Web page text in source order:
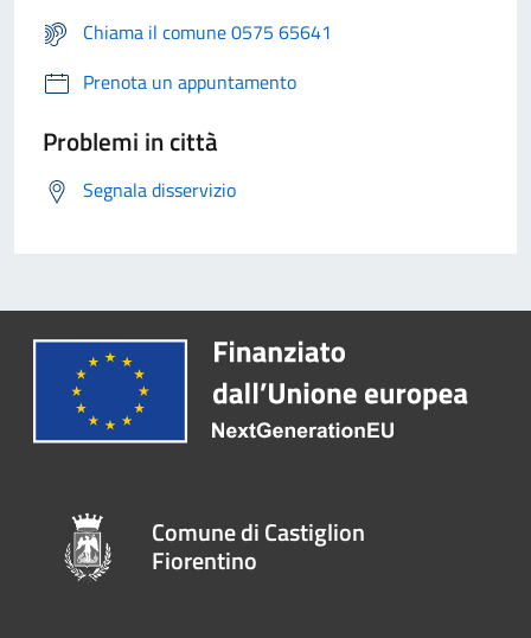
Chiama il comune 0575 65641
Prenota un appuntamento
Problemi in città
Segnala disservizio
Comune di Castiglion
Fiorentino